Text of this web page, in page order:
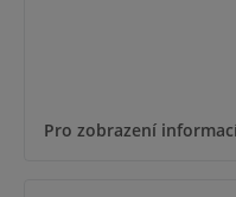
Pro zobrazení